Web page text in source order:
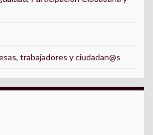
trabajadores y ciudadan@s